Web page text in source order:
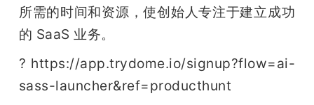
所需的时间和资源，使创始人专注于建立成功
的 SaaS 业务。
? https://app.trydome.io/signup?flow=ai-
sass-launcher&ref=producthunt